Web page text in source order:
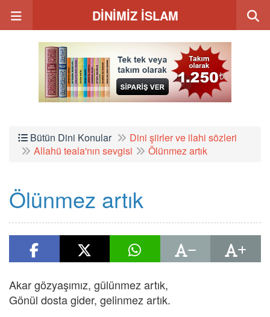
DİNİMİZ İSLAM
Bütün Dini Konular
Dini şiirler ve ilahi sözleri
Allahü teala'nın sevgisi
Ölünmez artık
Ölünmez artık
Akar gözyaşımız, gülünmez artık,
Gönül dosta gider, gelinmez artık.